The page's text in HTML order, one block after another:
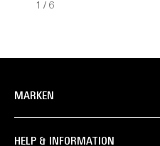
1 / 6
MARKEN
HELP & INFORMATION